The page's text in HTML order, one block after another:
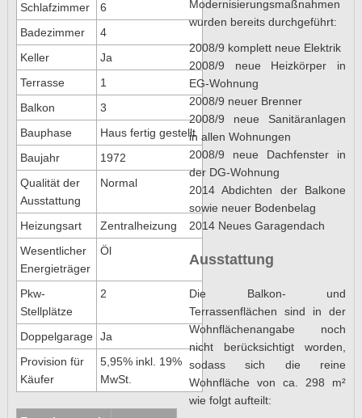
Schlafzimmer
6
Badezimmer
4
Keller
Ja
Terrasse
1
Balkon
3
Bauphase
Haus fertig gestellt
Baujahr
1972
Qualität der
Ausstattung
Normal
Heizungsart
Zentralheizung
Wesentlicher
Energieträger
Öl
Pkw-
Stellplätze
2
Doppelgarage Ja
Provision für
Käufer
5,95% inkl. 19%
MwSt.
Modernisierungsmaßnahmen
wurden bereits durchgeführt:
2008/9 komplett neue Elektrik
2008/9 neue Heizkörper in
EG-Wohnung
2008/9 neuer Brenner
2008/9 neue Sanitäranlagen
in allen Wohnungen
2008/9 neue Dachfenster in
der DG-Wohnung
2014 Abdichten der Balkone
sowie neuer Bodenbelag
2014 Neues Garagendach
Ausstattung
Die Balkon- und
Terrassenflächen sind in der
Wohnflächenangabe noch
nicht berücksichtigt worden,
sodass sich die reine
Wohnfläche von ca. 298 m²
wie folgt aufteilt: